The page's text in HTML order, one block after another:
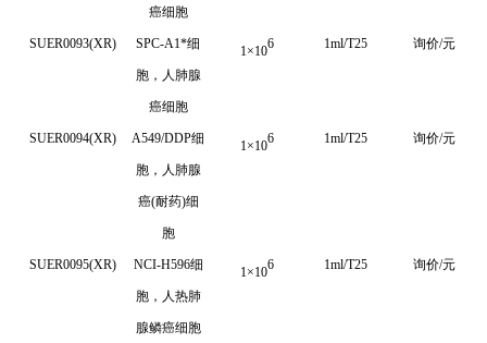
癌细胞
SUER0093(XR) SPC-A1*细
胞，人肺腺
癌细胞
1 ×106 1ml/T25 询价/元
SUER0094(XR) A549/DDP细
胞，人肺腺
癌(耐药)细
胞
1 ×106 1ml/T25 询价/元
SUER0095(XR) NCI-H596细
胞，人热肺
腺鳞癌细胞
1 ×106 1ml/T25 询价/元